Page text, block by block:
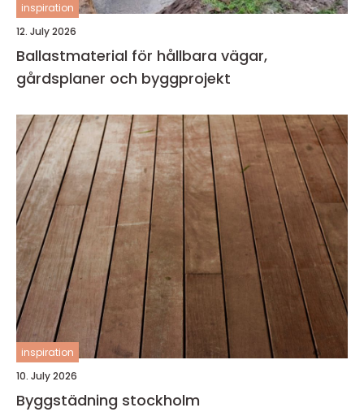
inspiration
12. July 2026
Ballastmaterial för hållbara vägar,
gårdsplaner och byggprojekt
inspiration
10. July 2026
Byggstädning stockholm